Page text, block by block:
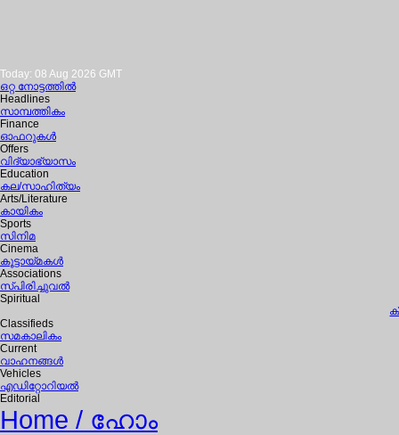
Today: 08 Aug 2026 GMT
ഒറ്റ നോട്ടത്തില്‍
Headlines
സാമ്പത്തികം
Finance
ഓഫറുകള്‍
Offers
വിദ്യാഭ്യാസം
Education
കല/സാഹിത്യം
Arts/Literature
കായികം
Sports
സിനിമ
Cinema
കൂട്ടായ്മകള്‍
Associations
സ്പിരിച്ചുവല്‍
Spiritual
Classifieds
സമകാലികം
Current
വാഹനങ്ങള്‍
Vehicles
എഡിറ്റോറിയല്‍
Editorial
Home / ഹോം